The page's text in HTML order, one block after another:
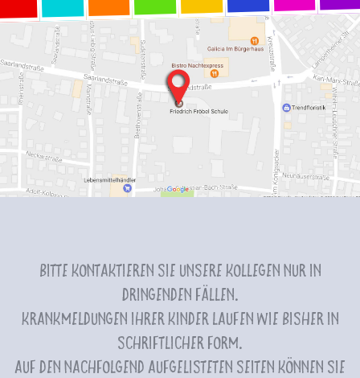
Bitte kontaktieren Sie unsere Kollegen nur in
dringenden Fällen.
Krankmeldungen Ihrer Kinder laufen wie bisher in
schriftlicher Form.
Auf den nachfolgend aufgelisteten Seiten können Sie